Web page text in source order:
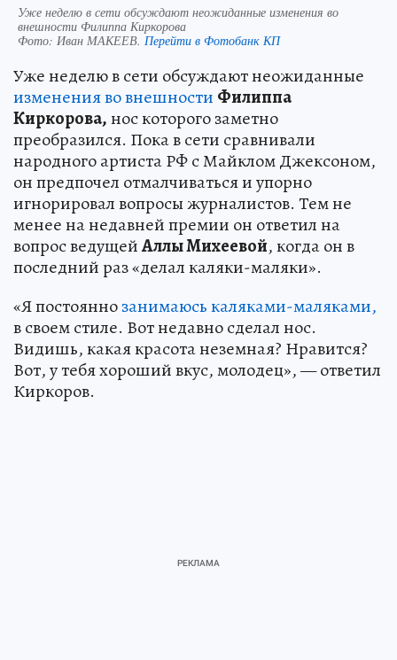
Уже неделю в сети обсуждают неожиданные изменения во
внешности Филиппа Киркорова
Фото: Иван МАКЕЕВ. Перейти в Фотобанк КП
Уже неделю в сети обсуждают неожиданные
изменения во внешности Филиппа
Киркорова,нос которого заметно
преобразился. Пока в сети сравнивали
народного артиста РФ с Майклом Джексоном,
он предпочел отмалчиваться и упорно
игнорировал вопросы журналистов. Тем не
менее на недавней премии он ответил на
вопрос ведущейАллы Михеевой, когда он в
последний раз «делал каляки-маляки».
«Я постояннозанимаюсь каляками-маляками,
в своем стиле. Вот недавно сделал нос.
Видишь, какая красота неземная? Нравится?
Вот, у тебя хороший вкус, молодец», — ответил
Киркоров.